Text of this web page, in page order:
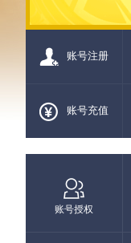
账号注册
账号充值
账号授权